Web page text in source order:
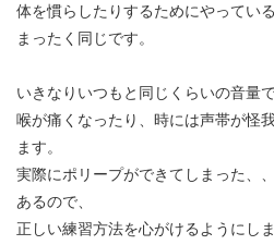
体を慣らしたりするためにやってい
まったく同じです。
いきなりいつもと同じくらいの音量
喉が痛くなったり、時には声帯が怪
ます。
実際にポリープができてしまった、
あるので、
正しい練習方法を心がけるようにし